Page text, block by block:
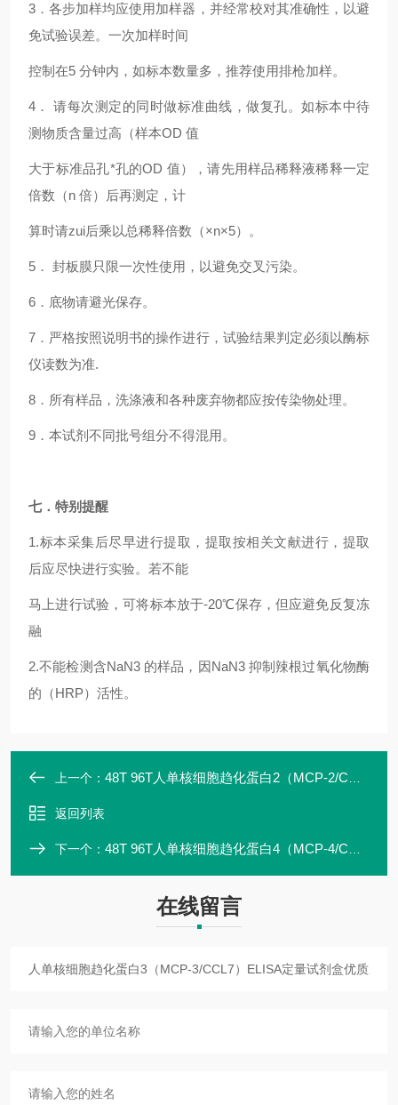
3 ．各步加样均应使用加样器，并经常校对其准确性，以避
免试验误差。一次加样时间
控制在5 分钟内，如标本数量多，推荐使用排枪加样。
4 ． 请每次测定的同时做标准曲线，做复孔。如标本中待
测物质含量过高（样本OD 值
大于标准品孔*孔的OD 值），请先用样品稀释液稀释一定
倍数（n 倍）后再测定，计
算时请zui后乘以总稀释倍数（×n×5）。
5 ． 封板膜只限一次性使用，以避免交叉污染。
6 ．底物请避光保存。
7 ．严格按照说明书的操作进行，试验结果判定必须以酶标
仪读数为准.
8 ．所有样品，洗涤液和各种废弃物都应按传染物处理。
9 ．本试剂不同批号组分不得混用。
七．特别提醒
1.标本采集后尽早进行提取，提取按相关文献进行，提取
后应尽快进行实验。若不能
马上进行试验，可将标本放于-20℃保存，但应避免反复冻
融
2.不能检测含NaN3 的样品，因NaN3 抑制辣根过氧化物酶
的（HRP）活性。
上一个： 48T 96T人单核细胞趋化蛋白2（MCP-2/CCL8）ELISA定量试剂盒实验
返回列表
下一个： 48T 96T人单核细胞趋化蛋白4（MCP-4/CCL13）ELISA定量试剂盒特异性强
在线留言